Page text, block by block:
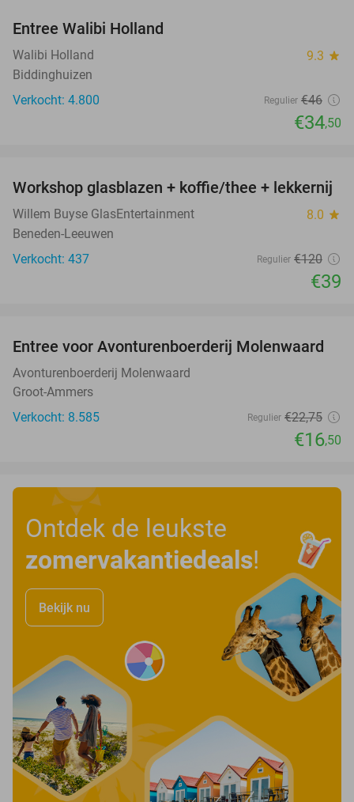
Entree Walibi Holland
Walibi Holland 9.3 star
Biddinghuizen
Verkocht: 4.800
Regulier €46
€34,50
68%
Workshop glasblazen + koffie/thee + lekkernij
Willem Buyse GlasEntertainment 8.0 star
Beneden-Leeuwen
Verkocht: 437
Regulier €120
€39
27%
Entree voor Avonturenboerderij Molenwaard
Avonturenboerderij Molenwaard
Groot-Ammers
Verkocht: 8.585
Regulier €22,75
€16,50
Ontdek de leukste
zomervakantiedeals!
Bekijk nu